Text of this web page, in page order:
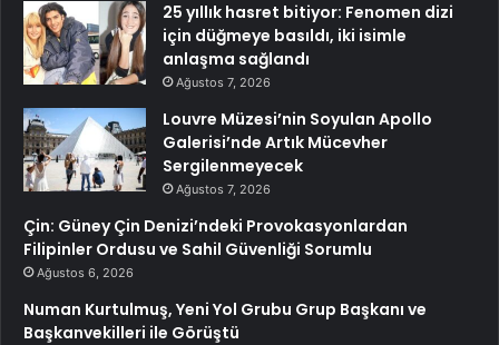
25 yıllık hasret bitiyor: Fenomen dizi
için düğmeye basıldı, iki isimle
anlaşma sağlandı
Ağustos 7, 2026
Louvre Müzesi’nin Soyulan Apollo
Galerisi’nde Artık Mücevher
Sergilenmeyecek
Ağustos 7, 2026
Çin: Güney Çin Denizi’ndeki Provokasyonlardan
Filipinler Ordusu ve Sahil Güvenliği Sorumlu
Ağustos 6, 2026
Numan Kurtulmuş, Yeni Yol Grubu Grup Başkanı ve
Başkanvekilleri ile Görüştü